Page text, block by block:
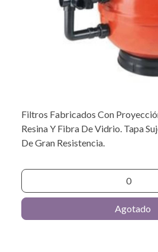
Filtros Fabricados Con
Resina Y Fibra De Vidrio. Tapa
De Gran Resistencia.
Agotado